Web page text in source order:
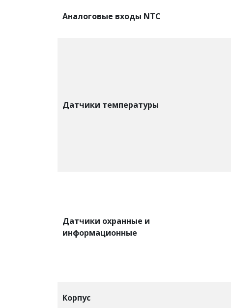
Аналоговые входы NTC
Датчики температуры
Датчики охранные и
информационные
Корпус